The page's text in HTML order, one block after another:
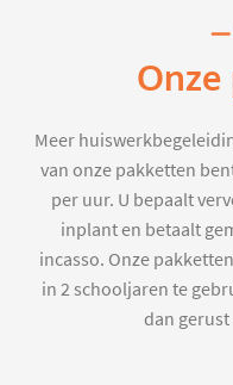
Meer
van onze pakketten
per uur. U bepaalt
inplant en betaalt
incasso. Onze
in 2 schooljaren te
dan